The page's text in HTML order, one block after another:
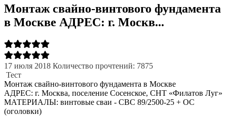
Монтаж свайно-винтового фундамента
в Москве АДРЕС: г. Москв...
17 июля 2018 Количество прочтений: 7875
Тест
Монтаж свайно-винтового фундамента в Москве
АДРЕС: г. Москва, поселение Сосенское, СНТ «Филатов Луг»
МАТЕРИАЛЫ: винтовые сваи - СВС 89/2500-25 + ОС
(оголовки)